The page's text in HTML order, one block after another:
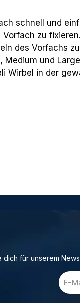
schnell und
Vorfach zu fixieren.
des Vorfachs
Medium und Large
Wirbel in der
dich für unserem
E-
Mail-